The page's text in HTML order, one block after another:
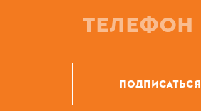
ПОДПИСАТЬСЯ